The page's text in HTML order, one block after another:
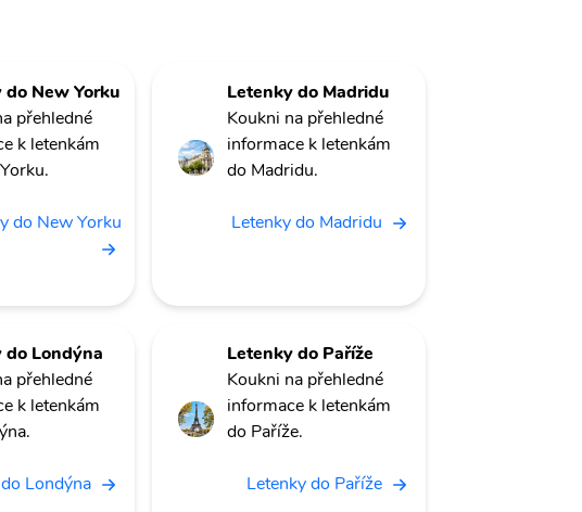
do New Yorku
přehledné
k letenkám
do New Yorku
Letenky do Madridu
Koukni na přehledné
informace k letenkám
do Madridu.
Letenky do Madridu
do Londýna
přehledné
k letenkám
Londýna
Letenky do Paříže
Koukni na přehledné
informace k letenkám
do Paříže.
Letenky do Paříže